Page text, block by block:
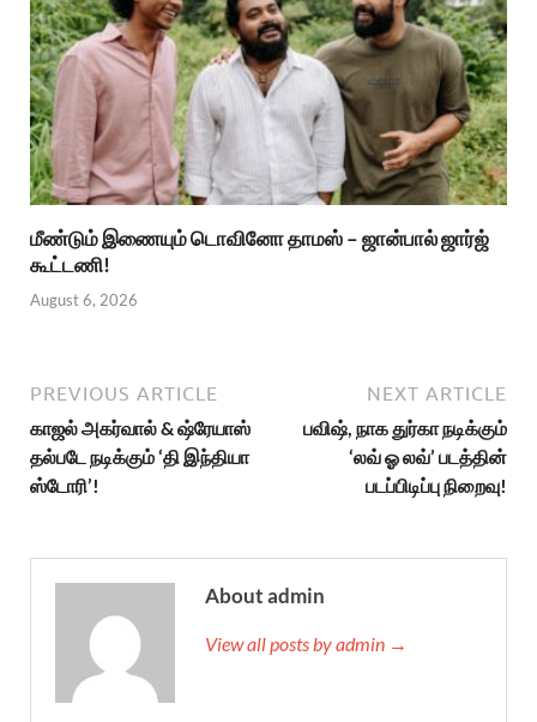
மீண்டும் இணையும் டொவினோ தாமஸ் – ஜான்பால் ஜார்ஜ்
கூட்டணி!
August 6, 2026
PREVIOUS ARTICLE
காஜல் அகர்வால் & ஷ்ரேயாஸ்
தல்படே நடிக்கும் ‘தி இந்தியா
ஸ்டோரி’!
NEXT ARTICLE
பவிஷ், நாக துர்கா நடிக்கும்
‘லவ் ஓ லவ்’ படத்தின்
படப்பிடிப்பு நிறைவு!
About admin
View all posts by admin →